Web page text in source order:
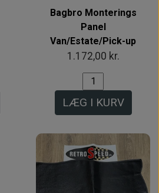
Bagbro Monterings
Panel
Van/Estate/Pick-up
1.172,00 kr.
LÆG I KURV